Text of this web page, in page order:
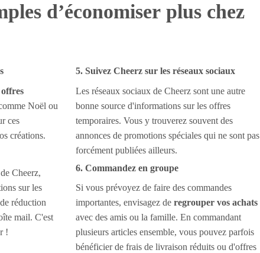
d’économiser plus chez
offres
Noël ou
ces
créations.
de Cheerz,
sur les
réduction
mail. C'est
!
5. Suivez Cheerz sur les réseaux sociaux
Les réseaux sociaux de Cheerz sont une autre
bonne source d'informations sur les offres
temporaires. Vous y trouverez souvent des
annonces de promotions spéciales qui ne sont pas
forcément publiées ailleurs.
6. Commandez en groupe
Si vous prévoyez de faire des commandes
importantes, envisagez de regrouper vos achats
avec des amis ou la famille. En commandant
plusieurs articles ensemble, vous pouvez parfois
bénéficier de frais de livraison réduits ou d'offres